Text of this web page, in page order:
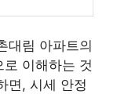
대림 아파트의
이해하는 것
면, 시세 안정